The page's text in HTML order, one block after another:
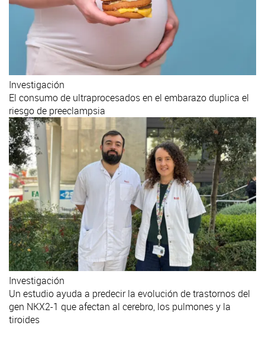
Investigación
El consumo de ultraprocesados en el embarazo duplica el
riesgo de preeclampsia
Investigación
Un estudio ayuda a predecir la evolución de trastornos del
gen NKX2-1 que afectan al cerebro, los pulmones y la
tiroides